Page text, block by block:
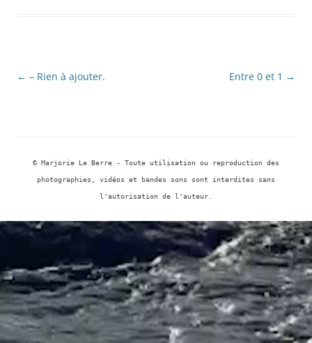
Navigation
← – Rien à ajouter. Entre 0 et 1 →
© Marjorie Le Berre - Toute utilisation ou reproduction des
photographies, vidéos et bandes sons sont interdites sans
l'autorisation de l'auteur.